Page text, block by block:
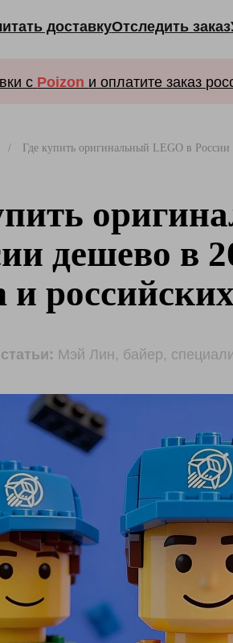
доставкуОтследить заказ
Poizon и оплатите заказ
/ Где купить оригинальный LEGO в России
дешево в
и
Мэй Лин, байер,